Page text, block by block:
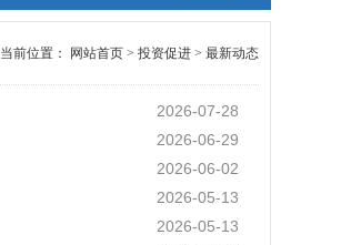
当前位置： 网站首页 > 投资促进 > 最新动态
2026-07-28
2026-06-29
2026-06-02
2026-05-13
2026-05-13